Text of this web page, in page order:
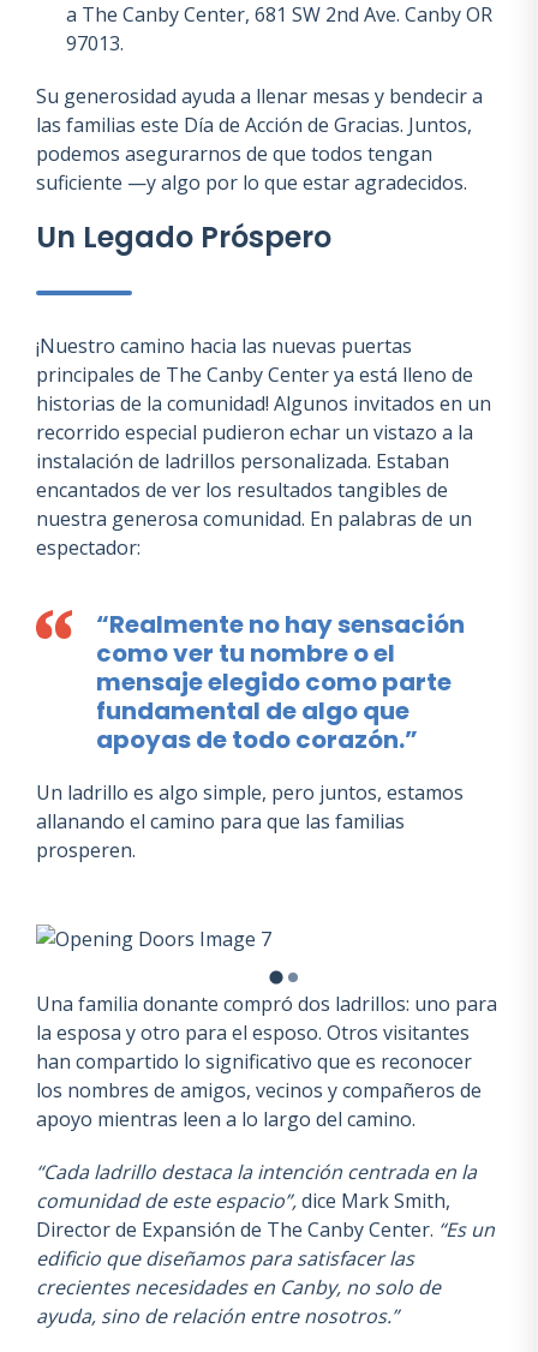
a The Canby Center, 681 SW 2nd Ave. Canby OR
97013.
Su generosidad ayuda a llenar mesas y bendecir a
las familias este Día de Acción de Gracias. Juntos,
podemos asegurarnos de que todos tengan
suficiente —y algo por lo que estar agradecidos.
Un Legado Próspero
¡Nuestro camino hacia las nuevas puertas
principales de The Canby Center ya está lleno de
historias de la comunidad! Algunos invitados en un
recorrido especial pudieron echar un vistazo a la
instalación de ladrillos personalizada. Estaban
encantados de ver los resultados tangibles de
nuestra generosa comunidad. En palabras de un
espectador:
“Realmente no hay sensación
como ver tu nombre o el
mensaje elegido como parte
fundamental de algo que
apoyas de todo corazón.”
Un ladrillo es algo simple, pero juntos, estamos
allanando el camino para que las familias
prosperen.
Una familia donante compró dos ladrillos: uno para
la esposa y otro para el esposo. Otros visitantes
han compartido lo significativo que es reconocer
los nombres de amigos, vecinos y compañeros de
apoyo mientras leen a lo largo del camino.
“Cada ladrillo destaca la intención centrada en la
comunidad de este espacio”,dice Mark Smith,
Director de Expansión de The Canby Center. “Es un
edificio que diseñamos para satisfacer las
crecientes necesidades en Canby, no solo de
ayuda, sino de relación entre nosotros.”